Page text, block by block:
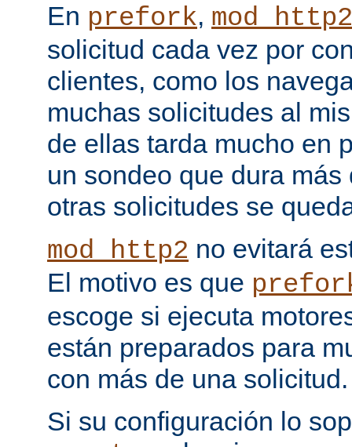
En prefork, mod_http2
solicitud cada vez por
clientes, como los
muchas solicitudes al
de ellas tarda mucho en
un sondeo que dura
otras solicitudes se
mod_http2 no evitará
El motivo es que
escoge si ejecuta
están preparados para
con más de una solicitud.
Si su configuración lo